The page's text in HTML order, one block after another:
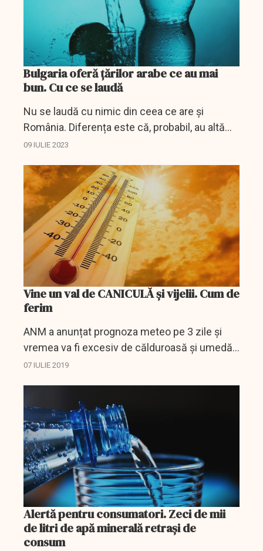
Bulgaria oferă țărilor arabe ce au mai
bun. Cu ce se laudă
Nu se laudă cu nimic din ceea ce are și
România. Diferența este că, probabil, au altă
strategie de promovare.
09 IULIE 2023
Vine un val de CANICULĂ și vijelii. Cum de
ferim
ANM a anunțat prognoza meteo pe 3 zile și
vremea va fi excesiv de călduroasă și umedă
în Capitală iar în restul țării vor fi vijelii. Medicii
07 IULIE 2019
Alertă pentru consumatori. Zeci de mii
de litri de apă minerală retrași de
consum